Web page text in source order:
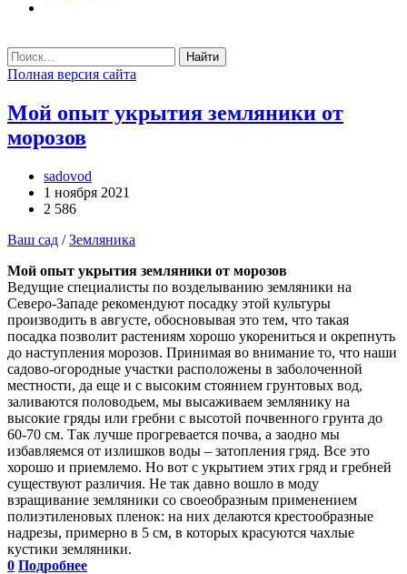
Найти
Полная версия сайта
Мой опыт укрытия земляники от
морозов
sadovod
1 ноября 2021
2 586
Ваш сад /Земляника
Мой опыт укрытия земляники от морозов
Ведущие специалисты по возделыванию земляники на
Северо-Западе рекомендуют посадку этой культуры
производить в августе, обосновывая это тем, что такая
посадка позволит растениям хорошо укорениться и окрепнуть
до наступления морозов. Принимая во внимание то, что наши
садово-огородные участки расположены в заболоченной
местности, да еще и с высоким стоянием грунтовых вод,
заливаются половодьем, мы высаживаем землянику на
высокие гряды или гребни с высотой почвенного грунта до
60-70 см. Так лучше прогревается почва, а заодно мы
избавляемся от излишков воды – затопления гряд. Все это
хорошо и приемлемо. Но вот с укрытием этих гряд и гребней
существуют различия. Не так давно вошло в моду
взращивание земляники со своеобразным применением
полиэтиленовых пленок: на них делаются крестообразные
надрезы, примерно в 5 см, в которых красуются чахлые
кустики земляники.
0 Подробнее